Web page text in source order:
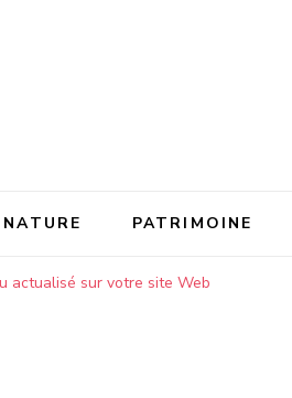
NATURE PATRIMOINE
actualisé sur votre site Web